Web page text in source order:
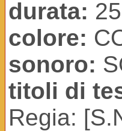
durata:
colore:
sonoro:
titoli di
Regia: